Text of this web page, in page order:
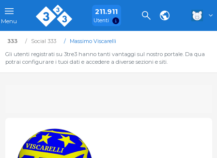
Menu
211.911
Utenti
333 Social 333
Massimo Viscarelli
Gli utenti registrati su 3tre3 hanno tanti vantaggi sul nostro portale. Da qua
potrai configurare i tuoi dati e accedere a diverse sezioni e siti.